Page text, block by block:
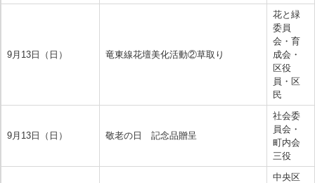
9月13日（日） 竜東線花壇美化活動②草取り
花と緑
委員
会・育
成会・
区役
員・区
民
9月13日（日） 敬老の日 記念品贈呈
社会委
員会・
町内会
三役
中央区